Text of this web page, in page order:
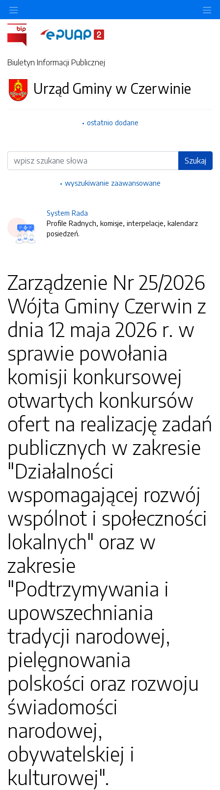
Biuletyn Informacji Publicznej
Urząd Gminy w Czerwinie
ostatnio dodane
Wyszukiwarka Szukaj
wyszukiwanie zaawansowane
System Rada
Profile Radnych, komisje, interpelacje, kalendarz
posiedzeń.
Zarządzenie Nr 25/2026
Wójta Gminy Czerwin z
dnia 12 maja 2026 r. w
sprawie powołania
komisji konkursowej
otwartych konkursów
ofert na realizację zadań
publicznych w zakresie
"Działalności
wspomagającej rozwój
wspólnot i społeczności
lokalnych" oraz w
zakresie
"Podtrzymywania i
upowszechniania
tradycji narodowej,
pielęgnowania
polskości oraz rozwoju
świadomości
narodowej,
obywatelskiej i
kulturowej".